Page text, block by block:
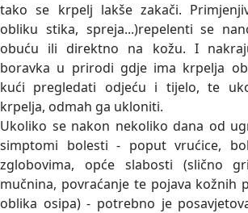
tako se krpelj lakše zakači.
obliku stika, spreja...)repelenti se
obuću ili direktno na kožu. I
boravka u prirodi gdje ima krpelja
kući pregledati odjeću i tijelo, te
krpelja, odmah ga ukloniti.
Ukoliko se nakon nekoliko dana od
simptomi bolesti - poput vrućice,
zglobovima, opće slabosti (slično
mučnina, povraćanje te pojava kožnih
oblika osipa) - potrebno je